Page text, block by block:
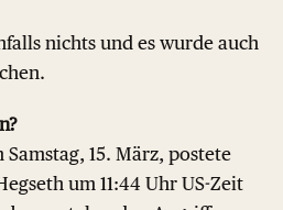
nichts und es wurde auch
15. März, postete
um 11:44 Uhr US-Zeit